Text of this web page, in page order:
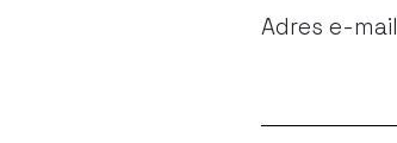
Adres e-mail